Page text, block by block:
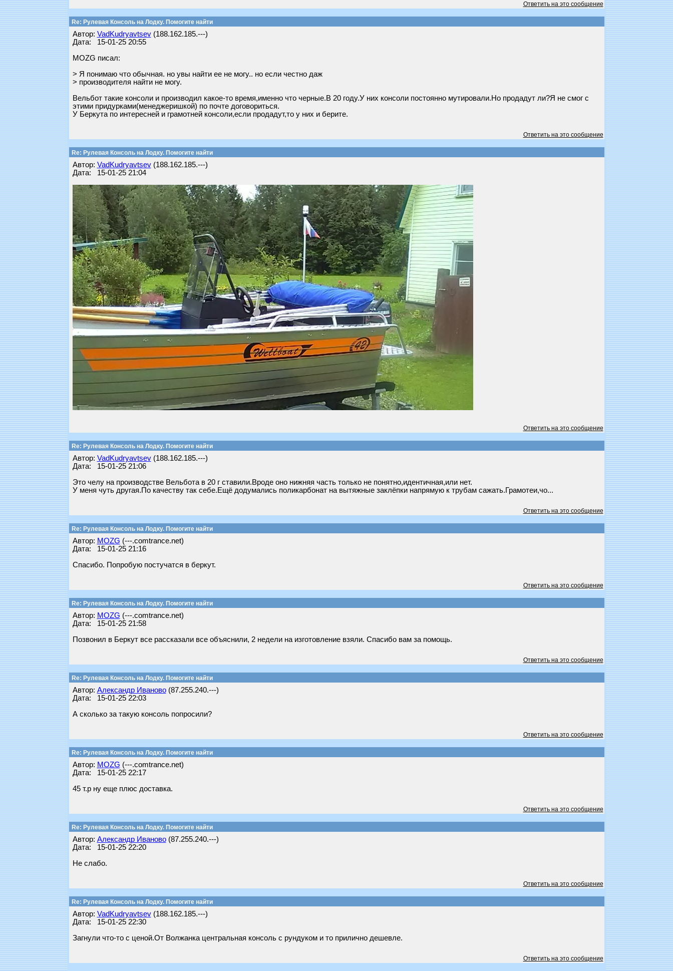
Ответить на это сообщение
Re: Рулевая Консоль на Лодку. Помогите найти
Автор: VadKudryavtsev(188.162.185.---)
Дата: 15-01-25 20:55
MOZG писал:
> Я понимаю что обычная. но увы найти ее не могу.. но если честно даж
> производителя найти не могу.
Вельбот такие консоли и производил какое-то время,именно что черные.В 20 году.У них консоли постоянно мутировали.Но продадут ли?Я не смог с
этими придурками(менеджеришкой) по почте договориться.
У Беркута по интересней и грамотней консоли,если продадут,то у них и берите.
Ответить на это сообщение
Re: Рулевая Консоль на Лодку. Помогите найти
Автор: VadKudryavtsev(188.162.185.---)
Дата: 15-01-25 21:04
Ответить на это сообщение
Re: Рулевая Консоль на Лодку. Помогите найти
Автор: VadKudryavtsev(188.162.185.---)
Дата: 15-01-25 21:06
Это челу на производстве Вельбота в 20 г ставили.Вроде оно нижняя часть только не понятно,идентичная,или нет.
У меня чуть другая.По качеству так себе.Ещё додумались поликарбонат на вытяжные заклёпки напрямую к трубам сажать.Грамотеи,чо...
Ответить на это сообщение
Re: Рулевая Консоль на Лодку. Помогите найти
Автор: MOZG (---.comtrance.net)
Дата: 15-01-25 21:16
Спасибо. Попробую постучатся в беркут.
Ответить на это сообщение
Re: Рулевая Консоль на Лодку. Помогите найти
Автор: MOZG (---.comtrance.net)
Дата: 15-01-25 21:58
Позвонил в Беркут все рассказали все объяснили, 2 недели на изготовление взяли. Спасибо вам за помощь.
Ответить на это сообщение
Re: Рулевая Консоль на Лодку. Помогите найти
Автор: Александр Иваново(87.255.240.---)
Дата: 15-01-25 22:03
А сколько за такую консоль попросили?
Ответить на это сообщение
Re: Рулевая Консоль на Лодку. Помогите найти
Автор: MOZG (---.comtrance.net)
Дата: 15-01-25 22:17
45 т.р ну еще плюс доставка.
Ответить на это сообщение
Re: Рулевая Консоль на Лодку. Помогите найти
Автор: Александр Иваново(87.255.240.---)
Дата: 15-01-25 22:20
Не слабо.
Ответить на это сообщение
Re: Рулевая Консоль на Лодку. Помогите найти
Автор: VadKudryavtsev(188.162.185.---)
Дата: 15-01-25 22:30
Загнули что-то с ценой.От Волжанка центральная консоль с рундуком и то прилично дешевле.
Ответить на это сообщение